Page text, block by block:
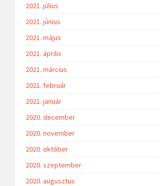
2021. július
2021. június
2021. május
2021. április
2021. március
2021. február
2021. január
2020. december
2020. november
2020. október
2020. szeptember
2020. augusztus